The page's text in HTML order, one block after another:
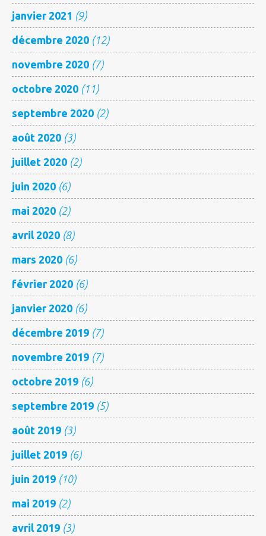
janvier 2021 (9)
décembre 2020 (12)
novembre 2020 (7)
octobre 2020 (11)
septembre 2020 (2)
août 2020 (3)
juillet 2020 (2)
juin 2020 (6)
mai 2020 (2)
avril 2020 (8)
mars 2020 (6)
février 2020 (6)
janvier 2020 (6)
décembre 2019 (7)
novembre 2019 (7)
octobre 2019 (6)
septembre 2019 (5)
août 2019 (3)
juillet 2019 (6)
juin 2019 (10)
mai 2019 (2)
avril 2019 (3)